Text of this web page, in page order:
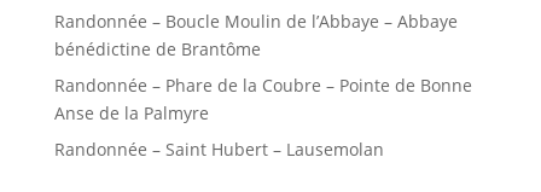
Randonnée – Boucle Moulin de l’Abbaye – Abbaye
bénédictine de Brantôme
Randonnée – Phare de la Coubre – Pointe de Bonne
Anse de la Palmyre
Randonnée – Saint Hubert – Lausemolan